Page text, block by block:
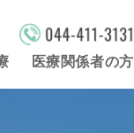
医療関係者の方